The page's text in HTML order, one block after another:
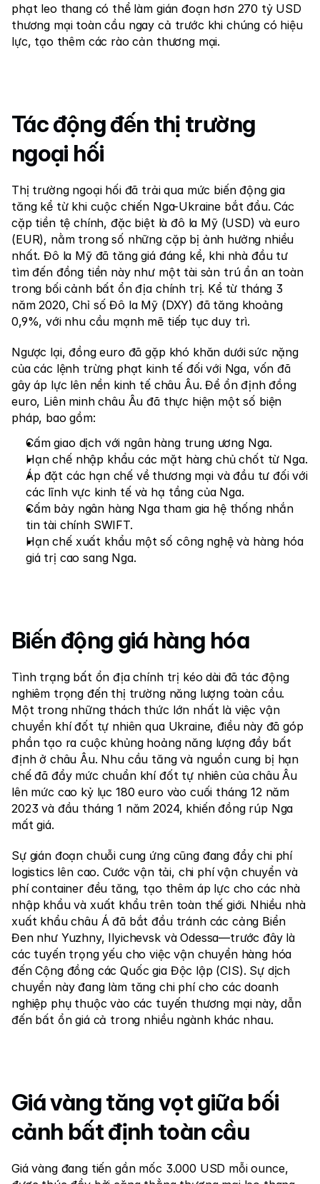
phạt leo thang có thể làm gián đoạn hơn 270 tỷ USD
thương mại toàn cầu ngay cả trước khi chúng có hiệu
lực, tạo thêm các rào cản thương mại.
Tác động đến thị trường
ngoại hối
Thị trường ngoại hối đã trải qua mức biến động gia
tăng kể từ khi cuộc chiến Nga-Ukraine bắt đầu. Các
cặp tiền tệ chính, đặc biệt là đô la Mỹ (USD) và euro
(EUR), nằm trong số những cặp bị ảnh hưởng nhiều
nhất. Đô la Mỹ đã tăng giá đáng kể, khi nhà đầu tư
tìm đến đồng tiền này như một tài sản trú ẩn an toàn
trong bối cảnh bất ổn địa chính trị. Kể từ tháng 3
năm 2020, Chỉ số Đô la Mỹ (DXY) đã tăng khoảng
0,9%, với nhu cầu mạnh mẽ tiếp tục duy trì.
Ngược lại, đồng euro đã gặp khó khăn dưới sức nặng
của các lệnh trừng phạt kinh tế đối với Nga, vốn đã
gây áp lực lên nền kinh tế châu Âu. Để ổn định đồng
euro, Liên minh châu Âu đã thực hiện một số biện
pháp, bao gồm:
Cấm giao dịch với ngân hàng trung ương Nga.
Hạn chế nhập khẩu các mặt hàng chủ chốt từ Nga.
Áp đặt các hạn chế về thương mại và đầu tư đối với
các lĩnh vực kinh tế và hạ tầng của Nga.
Cấm bảy ngân hàng Nga tham gia hệ thống nhắn
tin tài chính SWIFT.
Hạn chế xuất khẩu một số công nghệ và hàng hóa
giá trị cao sang Nga.
Biến động giá hàng hóa
Tình trạng bất ổn địa chính trị kéo dài đã tác động
nghiêm trọng đến thị trường năng lượng toàn cầu.
Một trong những thách thức lớn nhất là việc vận
chuyển khí đốt tự nhiên qua Ukraine, điều này đã góp
phần tạo ra cuộc khủng hoảng năng lượng đầy bất
định ở châu Âu. Nhu cầu tăng và nguồn cung bị hạn
chế đã đẩy mức chuẩn khí đốt tự nhiên của châu Âu
lên mức cao kỷ lục 180 euro vào cuối tháng 12 năm
2023 và đầu tháng 1 năm 2024, khiến đồng rúp Nga
mất giá.
Sự gián đoạn chuỗi cung ứng cũng đang đẩy chi phí
logistics lên cao. Cước vận tải, chi phí vận chuyển và
phí container đều tăng, tạo thêm áp lực cho các nhà
nhập khẩu và xuất khẩu trên toàn thế giới. Nhiều nhà
xuất khẩu châu Á đã bắt đầu tránh các cảng Biển
Đen như Yuzhny, Ilyichevsk và Odessa—trước đây là
các tuyến trọng yếu cho việc vận chuyển hàng hóa
đến Cộng đồng các Quốc gia Độc lập (CIS). Sự dịch
chuyển này đang làm tăng chi phí cho các doanh
nghiệp phụ thuộc vào các tuyến thương mại này, dẫn
đến bất ổn giá cả trong nhiều ngành khác nhau.
Giá vàng tăng vọt giữa bối
cảnh bất định toàn cầu
Giá vàng đang tiến gần mốc 3.000 USD mỗi ounce,